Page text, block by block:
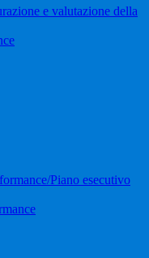
e valutazione della
Piano esecutivo